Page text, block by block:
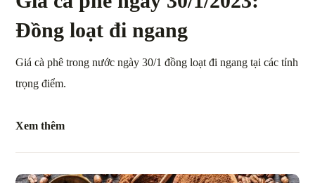
Đồng loạt đi ngang
Giá cà phê trong nước ngày 30/1 đồng loạt đi ngang tại các tỉnh
trọng điểm.
Xem thêm